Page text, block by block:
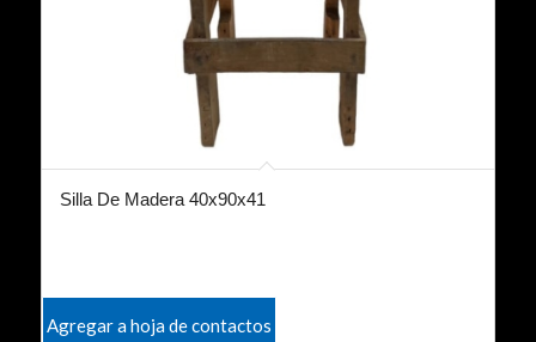
Silla De Madera 40x90x41
Agregar a hoja de contactos